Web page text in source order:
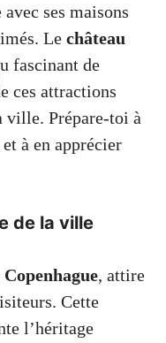
avec ses maisons
Le château
fascinant de
ces attractions
ville. Prépare-toi à
à en apprécier
de la ville
, attire
Cette
l’héritage